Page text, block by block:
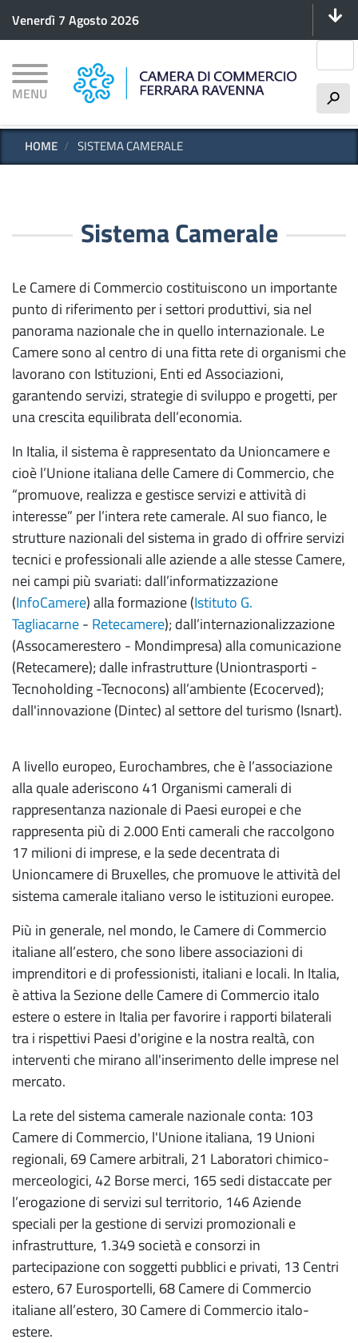
principale
Venerdì 7 Agosto 2026
MENU h
HOME SISTEMA CAMERALE
Sistema Camerale
Le Camere di Commercio costituiscono un importante
punto di riferimento per i settori produttivi, sia nel
panorama nazionale che in quello internazionale. Le
Camere sono al centro di una fitta rete di organismi che
lavorano con Istituzioni, Enti ed Associazioni,
garantendo servizi, strategie di sviluppo e progetti, per
una crescita equilibrata dell’economia.
In Italia, il sistema è rappresentato da Unioncamere e
cioè l’Unione italiana delle Camere di Commercio, che
“promuove, realizza e gestisce servizi e attività di
interesse” per l’intera rete camerale. Al suo fianco, le
strutture nazionali del sistema in grado di offrire servizi
tecnici e professionali alle aziende a alle stesse Camere,
nei campi più svariati: dall’informatizzazione
(InfoCamere) alla formazione (Istituto G.
Tagliacarne- Retecamere); dall’internazionalizzazione
(Assocamerestero - Mondimpresa) alla comunicazione
(Retecamere); dalle infrastrutture (Uniontrasporti -
Tecnoholding -Tecnocons) all’ambiente (Ecocerved);
dall'innovazione (Dintec) al settore del turismo (Isnart).
A livello europeo, Eurochambres, che è l’associazione
alla quale aderiscono 41 Organismi camerali di
rappresentanza nazionale di Paesi europei e che
rappresenta più di 2.000 Enti camerali che raccolgono
17 milioni di imprese, e la sede decentrata di
Unioncamere di Bruxelles, che promuove le attività del
sistema camerale italiano verso le istituzioni europee.
Più in generale, nel mondo, le Camere di Commercio
italiane all’estero, che sono libere associazioni di
imprenditori e di professionisti, italiani e locali. In Italia,
è attiva la Sezione delle Camere di Commercio italo
estere o estere in Italia per favorire i rapporti bilaterali
tra i rispettivi Paesi d'origine e la nostra realtà, con
interventi che mirano all'inserimento delle imprese nel
mercato.
La rete del sistema camerale nazionale conta: 103
Camere di Commercio, l'Unione italiana, 19 Unioni
regionali, 69 Camere arbitrali, 21 Laboratori chimico-
merceologici, 42 Borse merci, 165 sedi distaccate per
l’erogazione di servizi sul territorio, 146 Aziende
speciali per la gestione di servizi promozionali e
infrastrutture, 1.349 società e consorzi in
partecipazione con soggetti pubblici e privati, 13 Centri
estero, 67 Eurosportelli, 68 Camere di Commercio
italiane all’estero, 30 Camere di Commercio italo-
estere.